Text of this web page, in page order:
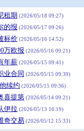
租期 (2026/05/18 09:27)
的报 (2026/05/17 09:26)
标价 (2026/05/16 14:52)
万欧报 (2026/05/16 09:21)
年薪 (2026/05/15 09:41)
业合同 (2026/05/15 09:39)
续约 (2026/05/15 09:36)
喜提第 (2026/05/14 09:21)
伊拉 (2026/05/13 16:19)
奇交易 (2026/05/12 15:33)